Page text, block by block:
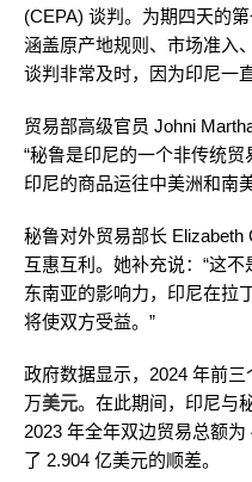
(CEPA) 谈判。为期四天的
涵盖原产地规则、市场准入
谈判非常及时，因为印尼一
贸易部高级官员 Johni
“秘鲁是印尼的一个非传统
印尼的商品运往中美洲和南
秘鲁对外贸易部长 Elizabeth
互惠互利。她补充说：“这
东南亚的影响力，印尼在拉
将使双方受益。”
政府数据显示，2024 年前
万美元。在此期间，印尼与
2023 年全年双边贸易总额
了 2.904 亿美元的顺差。